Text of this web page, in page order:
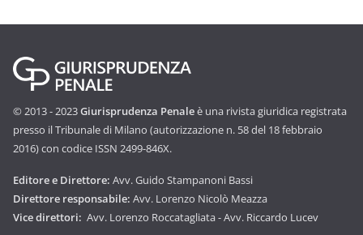
© 2013 - 2023Giurisprudenza Penaleè una rivista giuridica registrata
presso il Tribunale di Milano (autorizzazione n. 58 del 18 febbraio
2016) con codice ISSN 2499-846X.
Editore e Direttore: Avv. Guido Stampanoni Bassi
Direttore responsabile: Avv. Lorenzo Nicolò Meazza
Vice direttori: Avv. Lorenzo Roccatagliata - Avv. Riccardo Lucev